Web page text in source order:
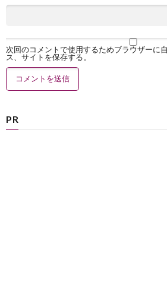
次回のコメントで使用するためブラウザーに
ス、サイトを保存する。
PR